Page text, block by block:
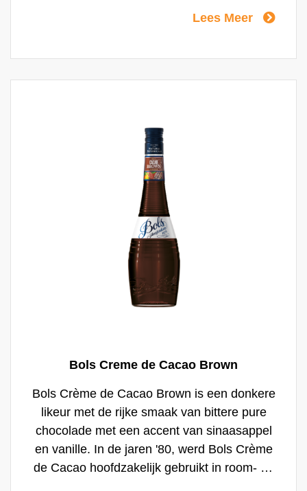
overschaduwd door het succes van Triple
enige ingrediënt dat voor 's wereld meest
belangrijke rum cocktails zoals de Mai Tai
Lees Meer
Bols Creme de Cacao Brown
Bols Crème de Cacao Brown is een donkere
likeur met de rijke smaak van bittere pure
chocolade met een accent van sinaasappel
en vanille. In de jaren '80, werd Bols Crème
de Cacao hoofdzakelijk gebruikt in room- en